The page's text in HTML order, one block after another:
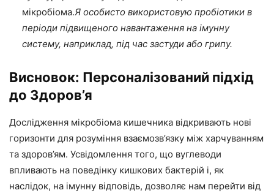
мікробіома.Я особисто використовую пробіотики в
періоди підвищеного навантаження на імунну
систему, наприклад, під час застуди або грипу.
Висновок: Персоналізований підхід
до Здоров’я
Дослідження мікробіома кишечника відкривають нові
горизонти для розуміння взаємозв’язку між харчуванням
та здоров’ям. Усвідомлення того, що вуглеводи
впливають на поведінку кишкових бактерій і, як
наслідок, на імунну відповідь, дозволяє нам перейти від